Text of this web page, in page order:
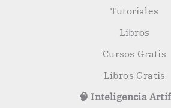
Tutoriales
Libros
Cursos Gratis
Libros Gratis
🧠 Inteligencia